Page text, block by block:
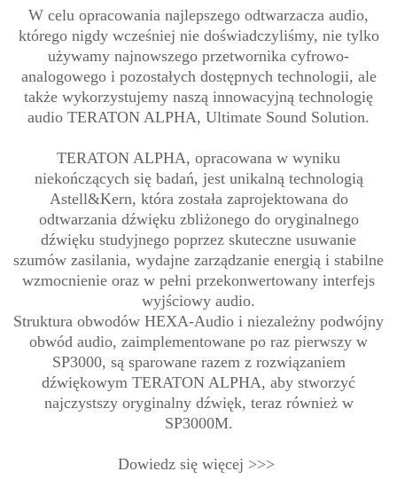
W celu opracowania najlepszego odtwarzacza audio,
którego nigdy wcześniej nie doświadczyliśmy, nie tylko
używamy najnowszego przetwornika cyfrowo-
analogowego i pozostałych dostępnych technologii, ale
także wykorzystujemy naszą innowacyjną technologię
audio TERATON ALPHA, Ultimate Sound Solution.
TERATON ALPHA, opracowana w wyniku
niekończących się badań, jest unikalną technologią
Astell&Kern, która została zaprojektowana do
odtwarzania dźwięku zbliżonego do oryginalnego
dźwięku studyjnego poprzez skuteczne usuwanie
szumów zasilania, wydajne zarządzanie energią i stabilne
wzmocnienie oraz w pełni przekonwertowany interfejs
wyjściowy audio.
Struktura obwodów HEXA-Audio i niezależny podwójny
obwód audio, zaimplementowane po raz pierwszy w
SP3000, są sparowane razem z rozwiązaniem
dźwiękowym TERATON ALPHA, aby stworzyć
najczystszy oryginalny dźwięk, teraz również w
SP3000M.
Dowiedz się więcej >>>